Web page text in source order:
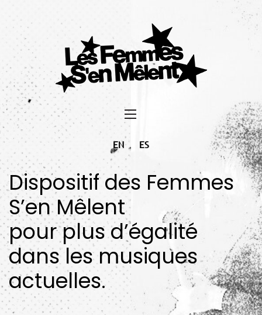
EN ES
Dispositif des Femmes
S’en Mêlent
pour plus d’égalité
dans les musiques
actuelles.